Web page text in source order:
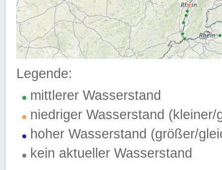
Legende:
mittlerer Wasserstand
niedriger Wasserstand (kleiner/
hoher Wasserstand (größer/
kein aktueller Wasserstand